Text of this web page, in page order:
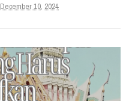
December 10, 2024